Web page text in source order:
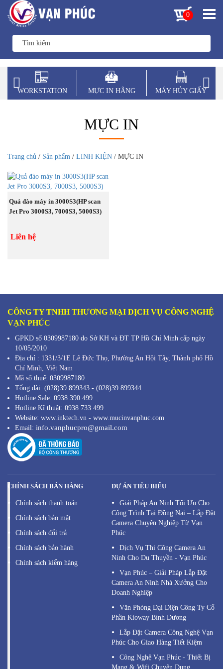
0
WORKSTATION MỰC IN HÃNG MÁY HỦY GIẤY
MỰC IN
Trang chủ / Sản phẩm / LINH KIỆN / MỰC IN
BÁN
CHẠY
MUA NGAY
Quả đào máy in 3000S3(HP scan
Jet Pro 3000S3, 7000S3, 5000S3)
Liên hệ
CÔNG TY TNHH THƯƠNG MẠI DỊCH VỤ CÔNG NGHỆ
VẠN PHÚC
GPKD số 0309987180 do Sở KH và ĐT TP Hồ Chí Minh cấp ngày
10/05/2010
Địa chỉ : 1331/3/1E Lê Đức Thọ, Phường An Hội Tây, Thành phố Hồ
Chí Minh, Việt Nam
Mã số thuế: 0309987180
Tổng đài: (028)39 899343 - (028)39 899344
Hotline Sale: 0938 390 499
Hotline Kĩ thuật: 0938 733 499
Website: www.inktech.vn - www.mucinvanphuc.com
Email: info.vanphucpro@gmail.com
CHÍNH SÁCH BÁN HÀNG
Chính sách thanh toán
Chính sách bảo mật
Chính sách đổi trả
Chính sách bảo hành
Chính sách kiểm hàng
DỰ ÁN TIÊU BIỂU
Giải Pháp An Ninh Tối Ưu Cho
Công Trình Tại Đồng Nai – Lắp Đặt
Camera Chuyên Nghiệp Từ Vạn
Phúc
Dịch Vụ Thi Công Camera An
Ninh Cho Du Thuyền - Vạn Phúc
Vạn Phúc – Giải Pháp Lắp Đặt
Camera An Ninh Nhà Xưởng Cho
Doanh Nghiệp
Văn Phòng Đại Diện Công Ty Cổ
Phần Kioway Bình Dương
Lắp Đặt Camera Công Nghệ Vạn
Phúc Cho Giao Hàng Tiết Kiệm
Công Nghệ Vạn Phúc - Thiết Bị
Mạng & Wifi Chuyên Dụng